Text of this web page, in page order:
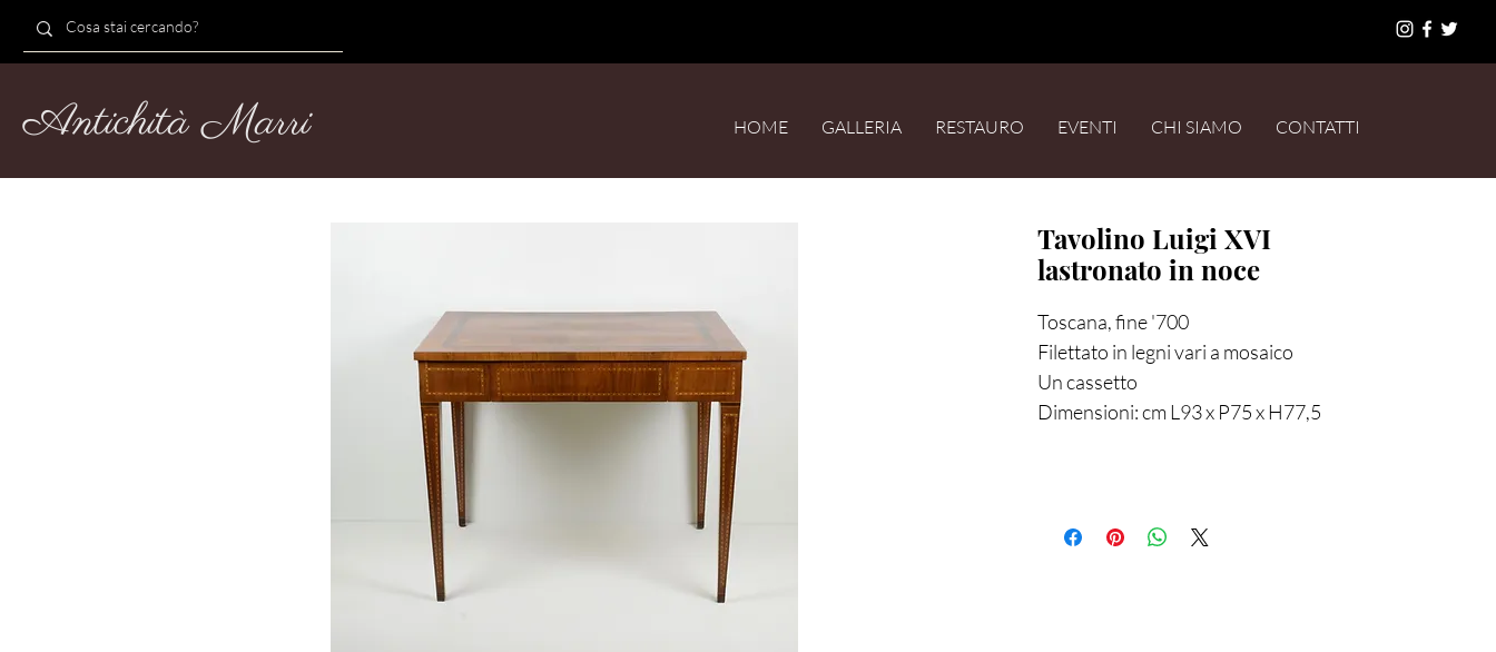
Antichità Marri HOME GALLERIA RESTAURO EVENTI CHI SIAMO CONTATTI
Tavolino Luigi XVI
lastronato in noce
Toscana, fine '700
Filettato in legni vari a mosaico
Un cassetto
Dimensioni: cm L93 x P75 x H77,5